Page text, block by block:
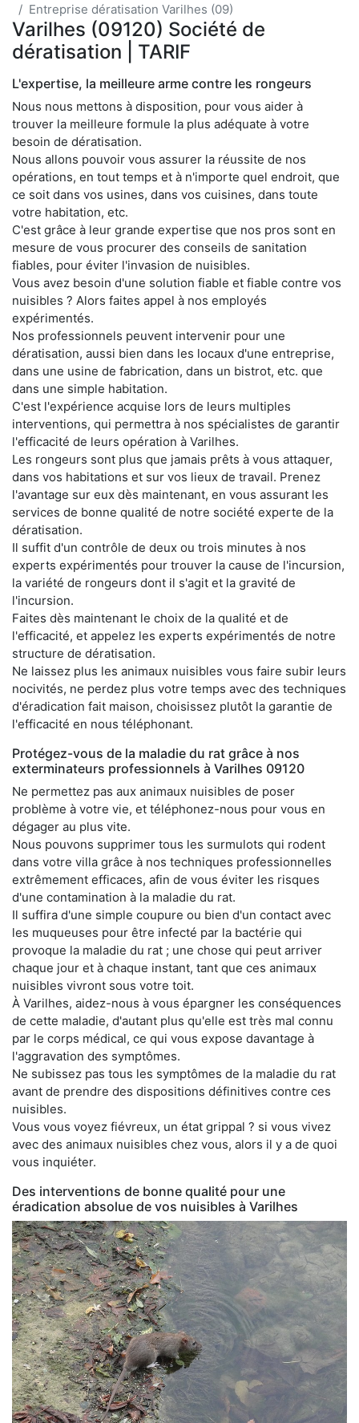
Entreprise dératisation Varilhes (09)
Varilhes (09120) Société de
dératisation | TARIF
L'expertise, la meilleure arme contre les rongeurs
Nous nous mettons à disposition, pour vous aider à
trouver la meilleure formule la plus adéquate à votre
besoin de dératisation.
Nous allons pouvoir vous assurer la réussite de nos
opérations, en tout temps et à n'importe quel endroit, que
ce soit dans vos usines, dans vos cuisines, dans toute
votre habitation, etc.
C'est grâce à leur grande expertise que nos pros sont en
mesure de vous procurer des conseils de sanitation
fiables, pour éviter l'invasion de nuisibles.
Vous avez besoin d'une solution fiable et fiable contre vos
nuisibles ? Alors faites appel à nos employés
expérimentés.
Nos professionnels peuvent intervenir pour une
dératisation, aussi bien dans les locaux d'une entreprise,
dans une usine de fabrication, dans un bistrot, etc. que
dans une simple habitation.
C'est l'expérience acquise lors de leurs multiples
interventions, qui permettra à nos spécialistes de garantir
l'efficacité de leurs opération à Varilhes.
Les rongeurs sont plus que jamais prêts à vous attaquer,
dans vos habitations et sur vos lieux de travail. Prenez
l'avantage sur eux dès maintenant, en vous assurant les
services de bonne qualité de notre société experte de la
dératisation.
Il suffit d'un contrôle de deux ou trois minutes à nos
experts expérimentés pour trouver la cause de l'incursion,
la variété de rongeurs dont il s'agit et la gravité de
l'incursion.
Faites dès maintenant le choix de la qualité et de
l'efficacité, et appelez les experts expérimentés de notre
structure de dératisation.
Ne laissez plus les animaux nuisibles vous faire subir leurs
nocivités, ne perdez plus votre temps avec des techniques
d'éradication fait maison, choisissez plutôt la garantie de
l'efficacité en nous téléphonant.
Protégez-vous de la maladie du rat grâce à nos
exterminateurs professionnels à Varilhes 09120
Ne permettez pas aux animaux nuisibles de poser
problème à votre vie, et téléphonez-nous pour vous en
dégager au plus vite.
Nous pouvons supprimer tous les surmulots qui rodent
dans votre villa grâce à nos techniques professionnelles
extrêmement efficaces, afin de vous éviter les risques
d'une contamination à la maladie du rat.
Il suffira d'une simple coupure ou bien d'un contact avec
les muqueuses pour être infecté par la bactérie qui
provoque la maladie du rat ; une chose qui peut arriver
chaque jour et à chaque instant, tant que ces animaux
nuisibles vivront sous votre toit.
À Varilhes, aidez-nous à vous épargner les conséquences
de cette maladie, d'autant plus qu'elle est très mal connu
par le corps médical, ce qui vous expose davantage à
l'aggravation des symptômes.
Ne subissez pas tous les symptômes de la maladie du rat
avant de prendre des dispositions définitives contre ces
nuisibles.
Vous vous voyez fiévreux, un état grippal ? si vous vivez
avec des animaux nuisibles chez vous, alors il y a de quoi
vous inquiéter.
Des interventions de bonne qualité pour une
éradication absolue de vos nuisibles à Varilhes